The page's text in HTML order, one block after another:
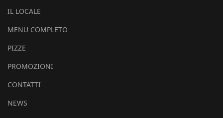
IL LOCALE
MENU COMPLETO
PIZZE
PROMOZIONI
CONTATTI
NEWS